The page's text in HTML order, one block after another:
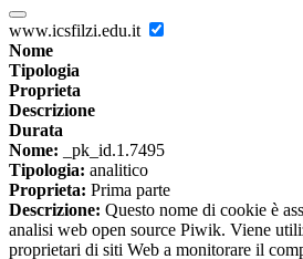
www.icsfilzi.edu.it
Nome
Tipologia
Proprieta
Descrizione
Durata
Nome: _pk_id.1.7495
Tipologia: analitico
Proprieta: Prima parte
Descrizione: Questo nome di cookie è
analisi web open source Piwik. Viene
proprietari di siti Web a monitorare il